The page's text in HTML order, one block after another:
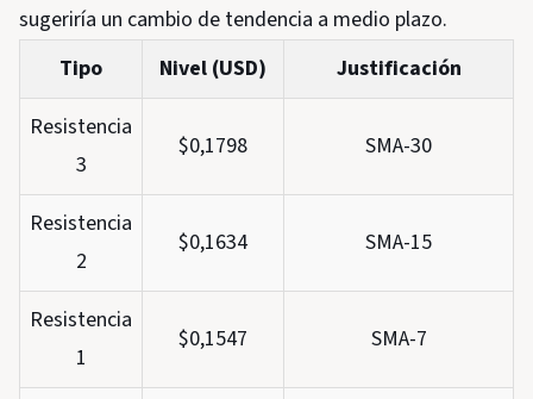
sugeriría un cambio de tendencia a medio plazo.
Tipo
Nivel (USD)
Justificación
Resistencia
3
$0,1798 SMA-30
Resistencia
2
$0,1634 SMA-15
Resistencia
1
$0,1547 SMA-7